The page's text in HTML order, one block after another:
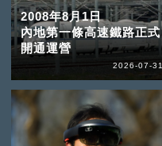
2008年8月1日
內地第一條高速鐵路正式
開通運營
2026-07-31